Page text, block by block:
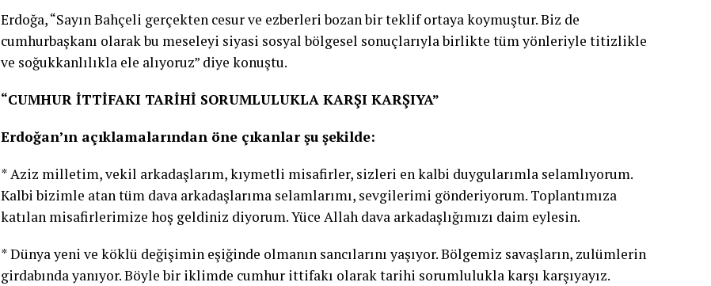
Erdoğa, “Sayın Bahçeli gerçekten cesur ve ezberleri bozan bir teklif ortaya koymuştur. Biz de
cumhurbaşkanı olarak bu meseleyi siyasi sosyal bölgesel sonuçlarıyla birlikte tüm yönleriyle titizlikle
ve soğukkanlılıkla ele alıyoruz” diye konuştu.
“CUMHUR İTTİFAKI TARİHİ SORUMLULUKLA KARŞI KARŞIYA”
Erdoğan’ın açıklamalarından öne çıkanlar şu şekilde:
* Aziz milletim, vekil arkadaşlarım, kıymetli misafirler, sizleri en kalbi duygularımla selamlıyorum.
Kalbi bizimle atan tüm dava arkadaşlarıma selamlarımı, sevgilerimi gönderiyorum. Toplantımıza
katılan misafirlerimize hoş geldiniz diyorum. Yüce Allah dava arkadaşlığımızı daim eylesin.
* Dünya yeni ve köklü değişimin eşiğinde olmanın sancılarını yaşıyor. Bölgemiz savaşların, zulümlerin
girdabında yanıyor. Böyle bir iklimde cumhur ittifakı olarak tarihi sorumlulukla karşı karşıyayız.